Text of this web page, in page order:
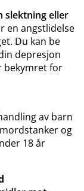
slektning eller
en angstlidelse
Du kan be
depresjon
bekymret for
av barn
og
18 år